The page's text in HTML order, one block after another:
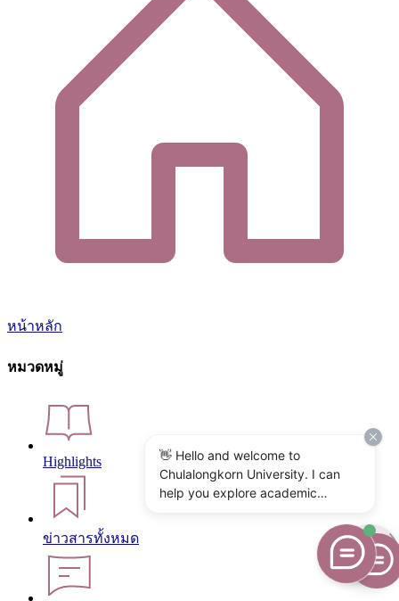
หน้าหลัก
หมวดหมู่
Highlights
ข่าวสารทั้งหมด
👋 Hello and welcome to
Chulalongkorn University. I can
help you explore academic